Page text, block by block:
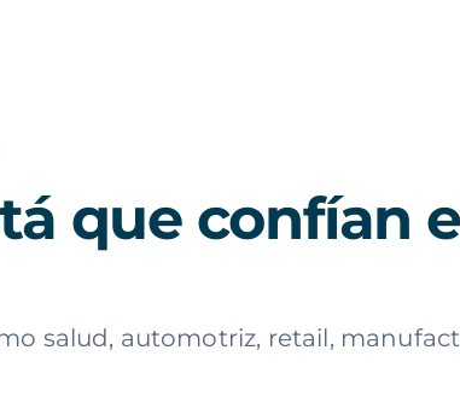
que confían
salud, automotriz, retail,